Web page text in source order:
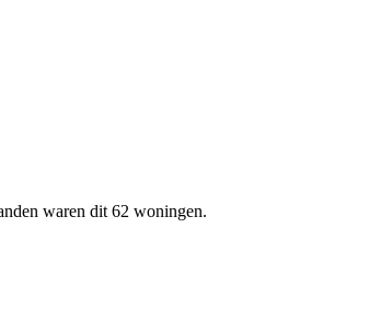
waren dit 62 woningen.